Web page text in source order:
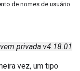
de nomes de usuário
privada v4.18.01
vez, um tipo